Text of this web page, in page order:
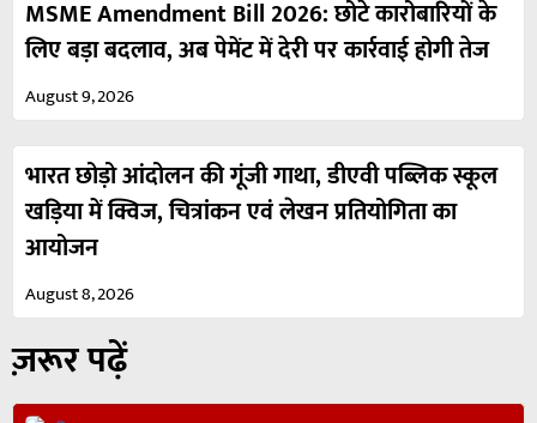
MSME Amendment Bill 2026: छोटे कारोबारियों के
लिए बड़ा बदलाव, अब पेमेंट में देरी पर कार्रवाई होगी तेज
August 9, 2026
भारत छोड़ो आंदोलन की गूंजी गाथा, डीएवी पब्लिक स्कूल
खड़िया में क्विज, चित्रांकन एवं लेखन प्रतियोगिता का
आयोजन
August 8, 2026
ज़रूर पढ़ें